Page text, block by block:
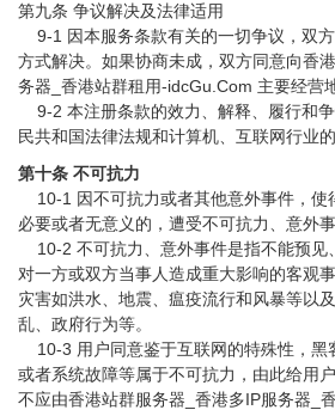
第九条 争议解决及法律适用
9-1 因本服务条款有关的一切争议，双
方式解决。如果协商未成，双方同意向香
务器_香港站群租用-idcGu.Com 主要经营
9-2 本注册条款的效力、解释、履行和
民共和国法律法规和计算机、互联网行业的
第十条 不可抗力
10-1 因不可抗力或者其他意外事件，使
必要或者无意义的，遭受不可抗力、意外
10-2 不可抗力、意外事件是指不能预见
对一方或双方当事人造成重大影响的客观
灾害如洪水、地震、瘟疫流行和风暴等以
乱、政府行为等。
10-3 用户同意鉴于互联网的特殊性，黑
或者系统故障等属于不可抗力，由此给用
不应由香港站群服务器_香港多IP服务器_